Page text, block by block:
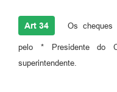
Art 34 Os cheques
pelo * Presidente do
superintendente.